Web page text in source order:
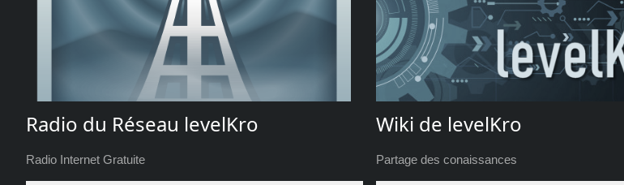
Radio du Réseau levelKro
Radio Internet Gratuite
Wiki de levelKro
Partage des conaissances